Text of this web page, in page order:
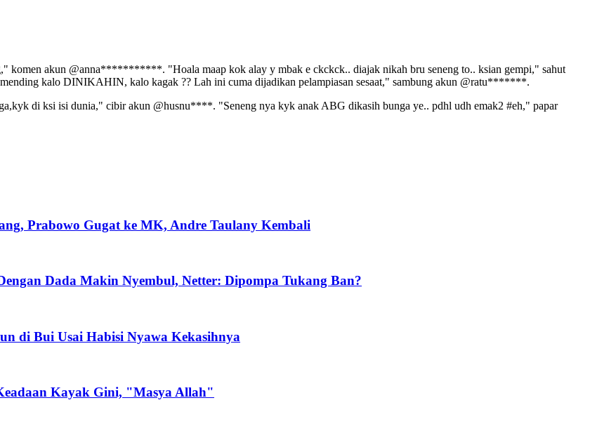
komen akun @anna***********. "Hoala maap kok alay y mbak e ckckck.. diajak nikah bru seneng to.. ksian gempi," sahut
kalo DINIKAHIN, kalo kagak ?? Lah ini cuma dijadikan pelampiasan sesaat," sambung akun @ratu*******.
di ksi isi dunia," cibir akun @husnu****. "Seneng nya kyk anak ABG dikasih bunga ye.. pdhl udh emak2 #eh," papar
Prabowo Gugat ke MK, Andre Taulany Kembali
Dada Makin Nyembul, Netter: Dipompa Tukang Ban?
di Bui Usai Habisi Nyawa Kekasihnya
Kayak Gini, "Masya Allah"